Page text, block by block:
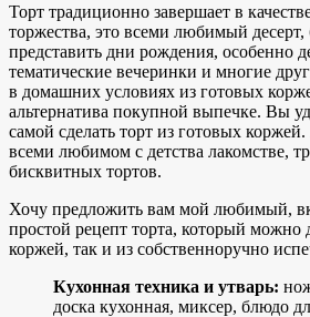
Торт традиционно завершает в
торжества, это всеми любимый десерт,
представить дни рождения, особенно
тематические вечеринки и многие
в домашних условиях из готовых
альтернатива покупной выпечке. Вы
самой сделать торт из готовых
всеми любимом с детства лакомстве,
бисквитных тортов.
Хочу предложить вам мой любимый,
простой рецепт торта, который можно
коржей, так и из собственноручно
Кухонная техника и утварь:
доска кухонная, миксер, блюдо